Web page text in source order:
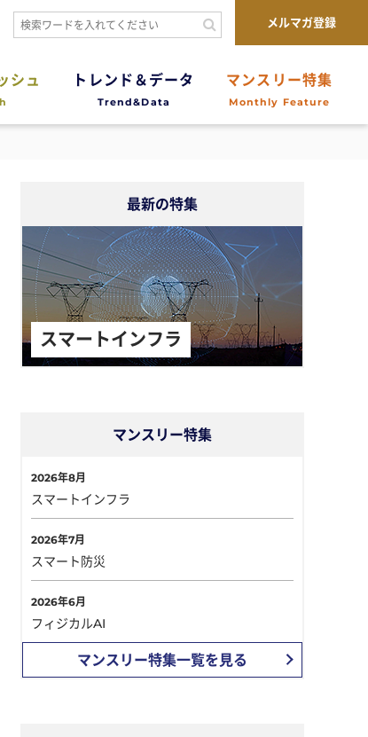
メルマガ登録
シュ トレンド＆データ
Trend&Data
マンスリー特集
Monthly Feature
最新の特集
スマートインフラ
マンスリー特集
2026年8月
スマートインフラ
2026年7月
スマート防災
2026年6月
フィジカルAI
マンスリー特集一覧を見る